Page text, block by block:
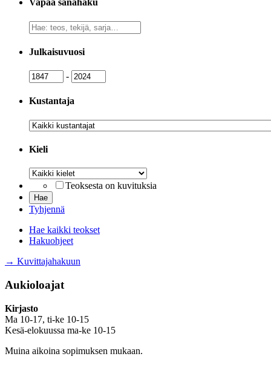
Vapaa sanahaku
Vapaa
sanahaku
Julkaisuvuosi
Julkaisuvuosi
- Julkaisuvuosi
Kustantaja
Kustantaja
Kieli
Kieli
Teoksesta on kuvituksia
Tyhjennä
Hae kaikki teokset
Hakuohjeet
→ Kuvittajahakuun
Aukioloajat
Kirjasto
Ma 10-17, ti-ke 10-15
Kesä-elokuussa ma-ke 10-15
Muina aikoina sopimuksen mukaan.